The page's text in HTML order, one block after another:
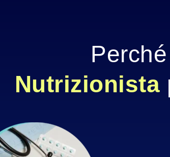
Nutrizionista